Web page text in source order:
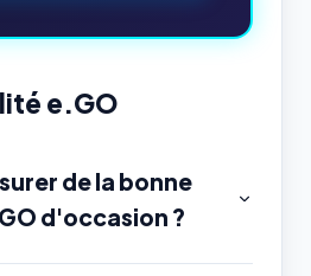
e.GO
de la bonne
d'occasion ?